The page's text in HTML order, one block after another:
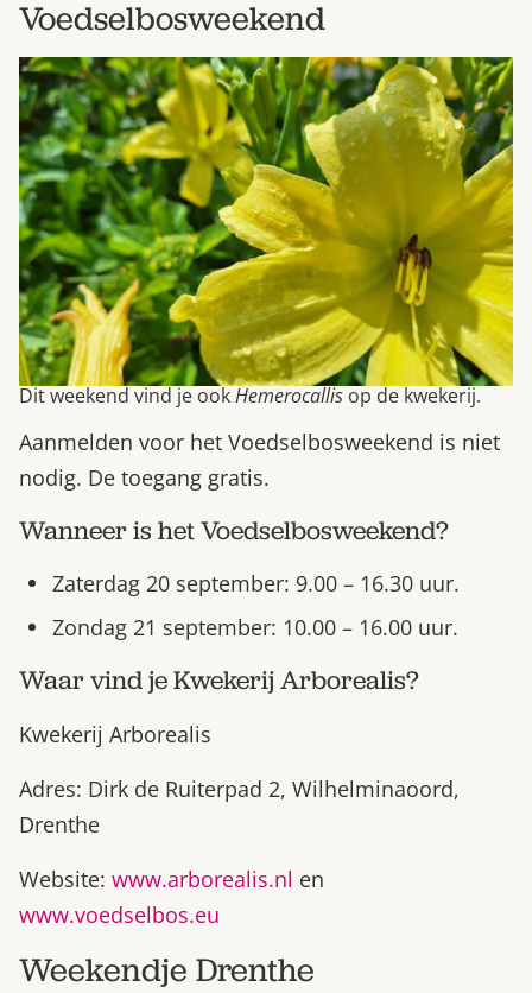
Voedselbosweekend
Dit weekend vind je ookHemerocallis op de kwekerij.
Aanmelden voor het Voedselbosweekend is niet
nodig. De toegang gratis.
Wanneer is het Voedselbosweekend?
Zaterdag 20 september: 9.00 – 16.30 uur.
Zondag 21 september: 10.00 – 16.00 uur.
Waar vind je Kwekerij Arborealis?
Kwekerij Arborealis
Adres: Dirk de Ruiterpad 2, Wilhelminaoord,
Drenthe
Website: www.arborealis.nl en
www.voedselbos.eu
Weekendje Drenthe